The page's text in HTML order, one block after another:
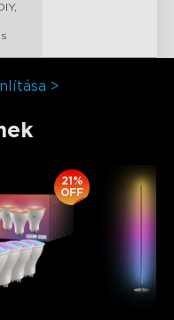
>
21%
OFF